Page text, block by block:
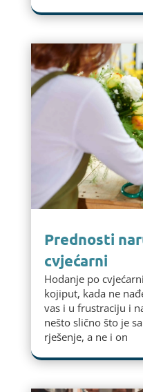
Prednosti
cvjećarni
Hodanje po
kojiput, kada ne
vas i u frustraciju i
nešto slično što je
rješenje, a ne i on